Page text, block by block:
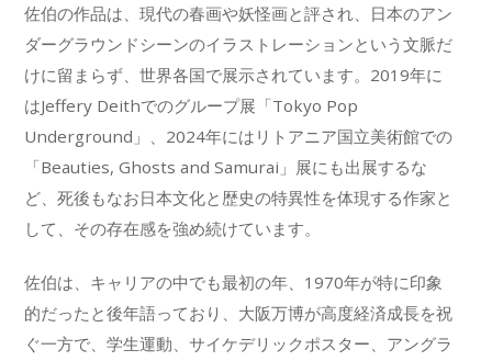
佐伯の作品は、現代の春画や妖怪画と評され、日本のアン
ダーグラウンドシーンのイラストレーションという文脈だ
けに留まらず、世界各国で展示されています。2019年に
はJeffery Deithでのグループ展「Tokyo Pop
Underground」、2024年にはリトアニア国立美術館での
「Beauties, Ghosts and Samurai」展にも出展するな
ど、死後もなお日本文化と歴史の特異性を体現する作家と
して、その存在感を強め続けています。
佐伯は、キャリアの中でも最初の年、1970年が特に印象
的だったと後年語っており、大阪万博が高度経済成長を祝
ぐ一方で、学生運動、サイケデリックポスター、アングラ